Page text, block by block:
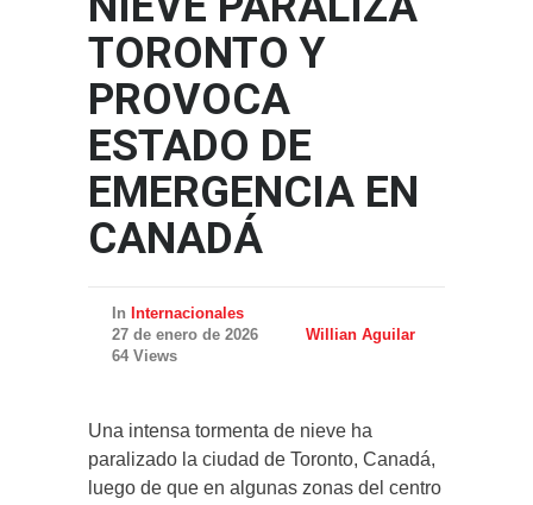
TORONTO Y
PROVOCA
ESTADO DE
EMERGENCIA EN
CANADÁ
In Internacionales
27 de enero de 2026
Willian Aguilar
64 Views
Una intensa tormenta de nieve ha
paralizado la ciudad de Toronto, Canadá,
luego de que en algunas zonas del centro